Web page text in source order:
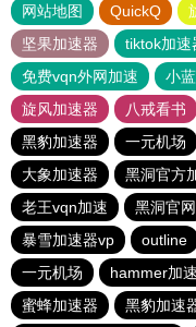
网站地图 QuickQ
坚果加速器
tiktok加速
免费vqn外网加速
小
旋风加速器
八戒看书
黑豹加速器
一元机场
大象加速器
黑洞官方
老王vqn加速
黑洞官网
暴雪加速器vp
outline
一元机场
hammer加
蜜蜂加速器
黑豹加速